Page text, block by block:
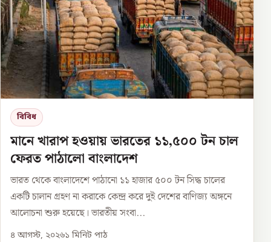
বিবিধ
মানে খারাপ হওয়ায় ভারতের ১১,৫০০ টন চাল
ফেরত পাঠালো বাংলাদেশ
ভারত থেকে বাংলাদেশে পাঠানো ১১ হাজার ৫০০ টন সিদ্ধ চালের
একটি চালান গ্রহণ না করাকে কেন্দ্র করে দুই দেশের বাণিজ্য অঙ্গনে
আলোচনা শুরু হয়েছে। ভারতীয় সংবা...
৪ আগস্ট, ২০২৬১ মিনিট পাঠ